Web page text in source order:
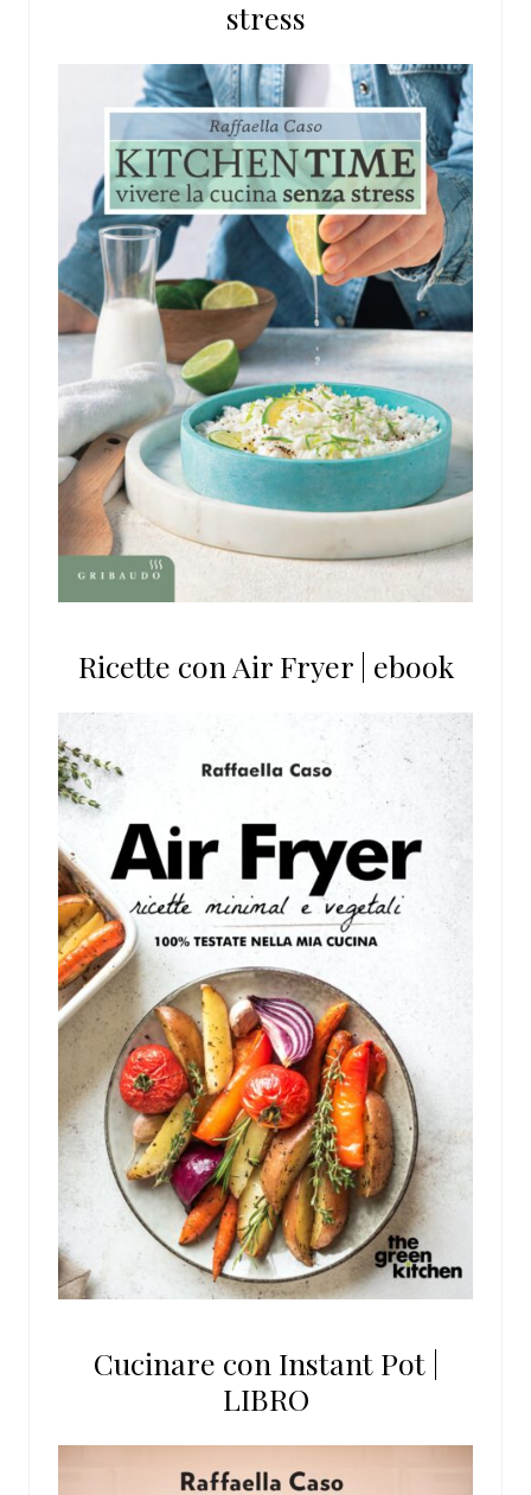
stress
Ricette con Air Fryer | ebook
Cucinare con Instant Pot |
LIBRO